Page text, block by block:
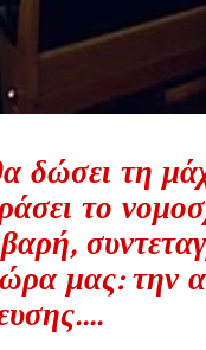
τη
το
μας: την